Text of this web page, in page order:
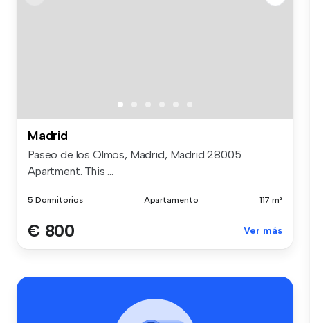
Madrid
Paseo de los Olmos, Madrid, Madrid 28005
Apartment. This ...
5 Dormitorios Apartamento 117 m²
€ 800 Ver más